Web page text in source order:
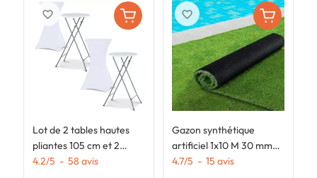
Lot de 2 tables hautes
pliantes 105 cm et 2
housses blanches
4.2/5 - 58 avis
favorite_border
Gazon synthétique
artificiel 1x10 M 30 mm
d'épaisseur pour jardin et
4.7/5 - 15 avis
favorite_border